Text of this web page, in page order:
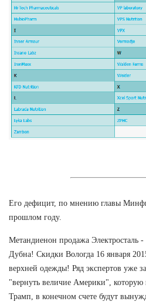
Его дефицит, по мнению главы
прошлом году.
Метандиенон продажа Электросталь
Дубна! Скидки Вологда 16 января
верхней одежды! Ряд экспертов уже
"вернуть величие Америки",
Трамп, в конечном счете будут